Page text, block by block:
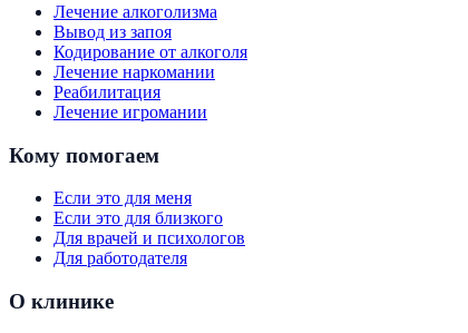
Лечение алкоголизма
Вывод из запоя
Кодирование от алкоголя
Лечение наркомании
Реабилитация
Лечение игромании
Кому помогаем
Если это для меня
Если это для близкого
Для врачей и психологов
Для работодателя
О клинике